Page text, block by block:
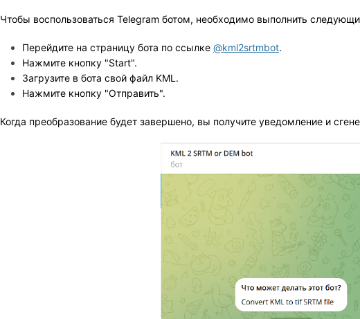
Чтобы воспользоваться Telegram ботом, необходимо выполнить
Перейдите на страницу бота по ссылке @kml2srtmbot.
Нажмите кнопку "Start".
Загрузите в бота свой файл KML.
Нажмите кнопку "Отправить".
Когда преобразование будет завершено, вы получите уведомление и